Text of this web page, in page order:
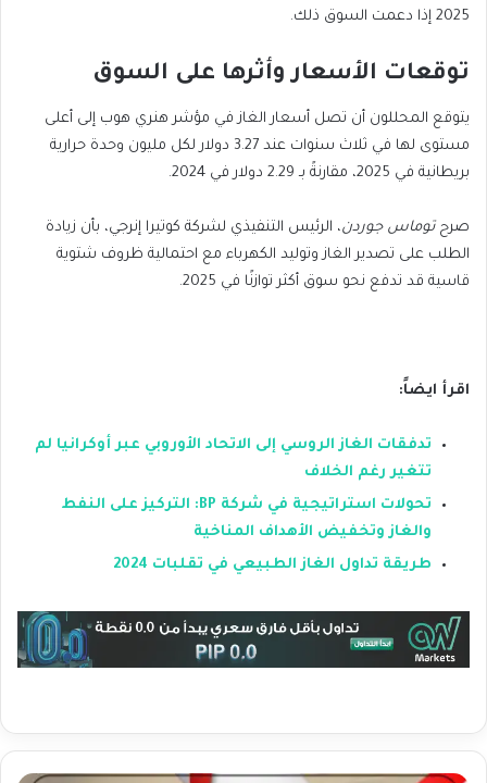
2025 إذا دعمت السوق ذلك.
توقعات الأسعار وأثرها على السوق
يتوقع المحللون أن تصل أسعار الغاز في مؤشر هنري هوب إلى أعلى
مستوى لها في ثلاث سنوات عند 3.27 دولار لكل مليون وحدة حرارية
بريطانية في 2025، مقارنةً بـ 2.29 دولار في 2024.
صرحتوماس جوردن، الرئيس التنفيذي لشركة كوتيرا إنرجي، بأن زيادة
الطلب على تصدير الغاز وتوليد الكهرباء مع احتمالية ظروف شتوية
قاسية قد تدفع نحو سوق أكثر توازنًا في 2025.
اقرأ ايضاً:
تدفقات الغاز الروسي إلى الاتحاد الأوروبي عبر أوكرانيا لم
تتغير رغم الخلاف
تحولات استراتيجية في شركة BP: التركيز على النفط
والغاز وتخفيض الأهداف المناخية
طريقة تداول الغاز الطبيعي في تقلبات 2024